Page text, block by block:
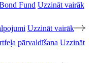
Fund Uzzināt vairāk
Uzzināt vairāk
pārvaldīšana Uzzināt